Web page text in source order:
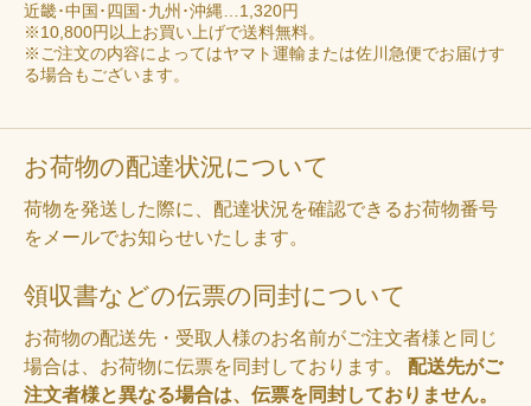
近畿･中国･四国･九州･沖縄…1,320円
※10,800円以上お買い上げで送料無料。
※ご注文の内容によってはヤマト運輸または佐川急便でお届けす
る場合もございます。
お荷物の配達状況について
荷物を発送した際に、配達状況を確認できるお荷物番号
をメールでお知らせいたします。
領収書などの伝票の同封について
お荷物の配送先・受取人様のお名前がご注文者様と同じ
場合は、お荷物に伝票を同封しております。 配送先がご
注文者様と異なる場合は、伝票を同封しておりません。